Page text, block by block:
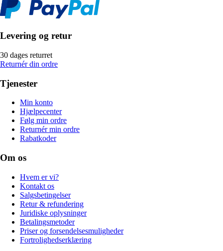
Levering og retur
30 dages returret
Returnér din ordre
Tjenester
Min konto
Hjælpecenter
Følg min ordre
Returnér min ordre
Rabatkoder
Om os
Hvem er vi?
Kontakt os
Salgsbetingelser
Retur & refundering
Juridiske oplysninger
Betalingsmetoder
Priser og forsendelsesmuligheder
Fortrolighedserklæring